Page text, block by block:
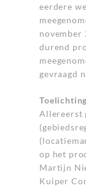
eerdere
november
durend
gevraagd
Allereerst
op het
Martijn
Kuiper